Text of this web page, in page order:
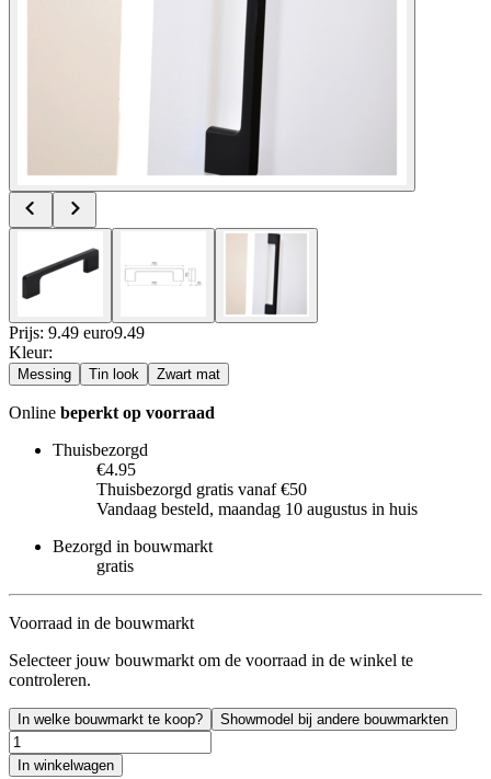
Prijs: 9.49 euro9.49
Kleur:
Messing Tin look Zwart mat
Online beperkt op voorraad
Thuisbezorgd
€4.95
Thuisbezorgd gratis vanaf €50
Vandaag besteld, maandag 10 augustus in huis
Bezorgd in bouwmarkt
gratis
Voorraad in de bouwmarkt
Selecteer jouw bouwmarkt om de voorraad in de winkel te
controleren.
In welke bouwmarkt te koop? Showmodel bij andere bouwmarkten
In winkelwagen